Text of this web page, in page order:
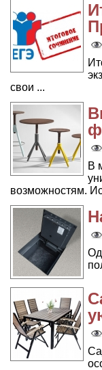
свои ...
В
возможностям.